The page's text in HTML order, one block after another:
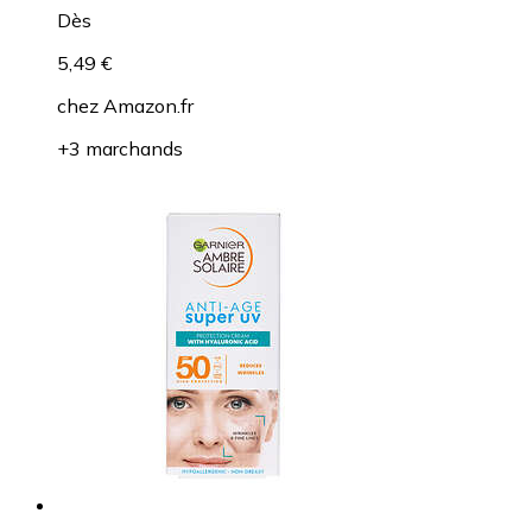
Dès
5,49 €
chez Amazon.fr
+3 marchands